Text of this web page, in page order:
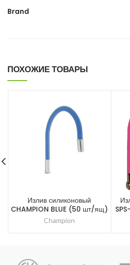
Brand
ПОХОЖИЕ ТОВАРЫ
Излив силиконовый
CHAMPION BLUE (50 шт/ящ)
Champion